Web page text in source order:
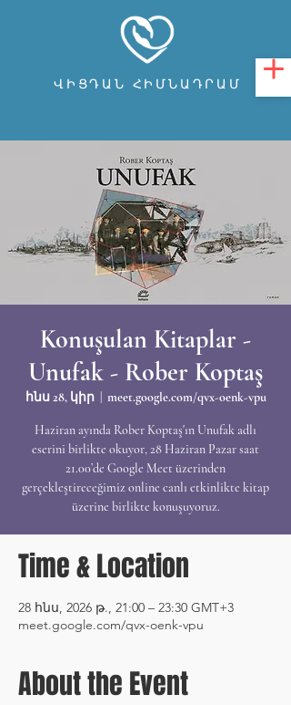
ՎԻՑԴԱՆ ՀԻՄՆԱԴՐԱՄ
Konuşulan Kitaplar -
Unufak - Rober Koptaş
հնս 28, կիր
  |
meet.google.com/qvx-oenk-vpu
Haziran ayında Rober Koptaş'ın Unufak adlı
eserini birlikte okuyor, 28 Haziran Pazar saat
21.00’de Google Meet üzerinden
gerçekleştireceğimiz online canlı etkinlikte kitap
üzerine birlikte konuşuyoruz.
Time & Location
28 հնս, 2026 թ., 21:00 – 23:30 GMT+3
meet.google.com/qvx-oenk-vpu
About the Event